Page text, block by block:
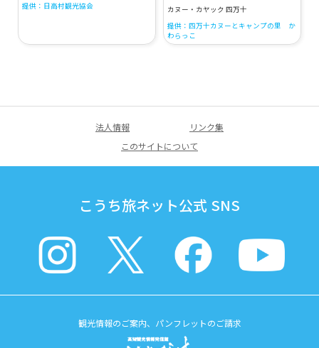
提供：日高村観光協会
カヌー・カヤック 四万十
提供：四万十カヌーとキャンプの里 か
わらっこ
法人情報
リンク集
このサイトについて
こうち旅ネット公式 SNS
観光情報のご案内、パンフレットのご請求